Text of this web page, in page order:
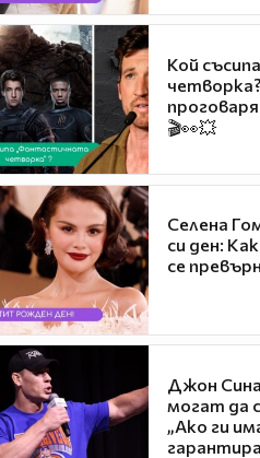
Кой
🎬👀💥
Селена
си ден:
се
Джон
могат да
„Ако ги